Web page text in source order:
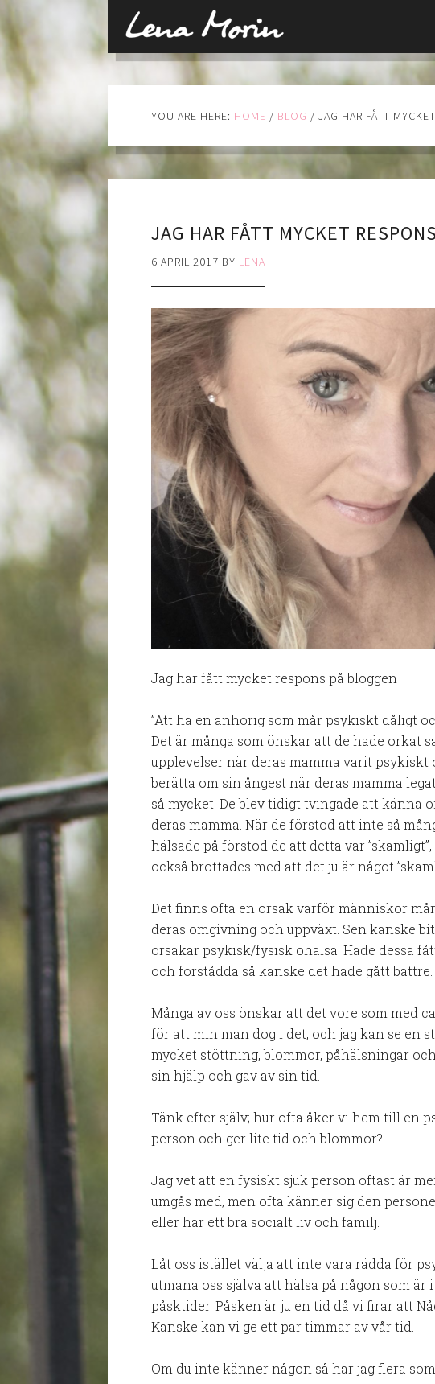
YOU ARE HERE: HOME / BLOG / JAG HAR FÅTT
JAG HAR FÅTT MYCKET RESPONS
6 APRIL 2017 BY LENA
Jag har fått mycket respons på bloggen
”Att ha en anhörig som mår psykiskt dåligt
Det är många som önskar att de hade orkat
upplevelser när deras mamma varit psykiskt
berätta om sin ångest när deras mamma
så mycket. De blev tidigt tvingade att känna
deras mamma. När de förstod att inte så
hälsade på förstod de att detta var
också brottades med att det ju är något
Det finns ofta en orsak varför människor
deras omgivning och uppväxt. Sen kanske
orsakar psykisk/fysisk ohälsa. Hade dessa
och förstådda så kanske det hade gått bättre.
Många av oss önskar att det vore som med
för att min man dog i det, och jag kan se en
mycket stöttning, blommor, påhälsningar
sin hjälp och gav av sin tid.
Tänk efter själv; hur ofta åker vi hem till en
person och ger lite tid och blommor?
Jag vet att en fysiskt sjuk person oftast är
umgås med, men ofta känner sig den
eller har ett bra socialt liv och familj.
Låt oss istället välja att inte vara rädda för
utmana oss själva att hälsa på någon som är
påsktider. Påsken är ju en tid då vi firar att
Kanske kan vi ge ett par timmar av vår tid.
Om du inte känner någon så har jag flera